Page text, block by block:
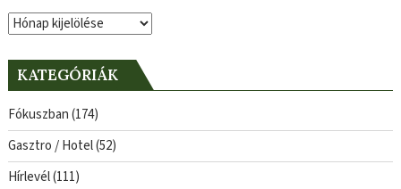
Archívum
KATEGÓRIÁK
Fókuszban(174)
Gasztro / Hotel(52)
Hírlevél(111)